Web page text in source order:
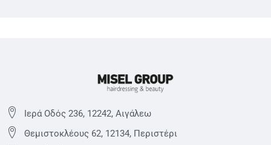
Ιερά Οδός 236, 12242, Αιγάλεω
Θεμιστoκλέους 62, 12134, Περιστέρι